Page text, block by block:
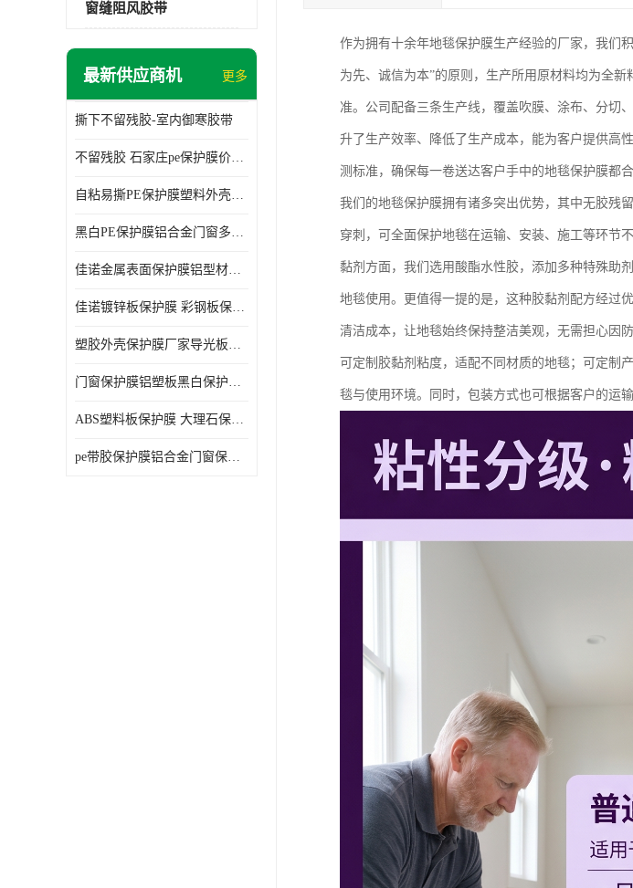
窗缝阻风胶带
最新供应商机 更多
撕下不留残胶-室内御寒胶带
不留残胶 石家庄pe保护膜价格 塑料薄膜
自粘易撕PE保护膜塑料外壳导光板亚克力板膜操作方便
黑白PE保护膜铝合金门窗多种颜色支持定制生产
佳诺金属表面保护膜铝型材保护膜不留残胶铝合金窗框保护胶带
佳诺镀锌板保护膜 彩钢板保护pe保护膜
塑胶外壳保护膜厂家导光板保护膜 铝单板保护膜胶带易撕不留胶
门窗保护膜铝塑板黑白保护膜外墙保温板保护膜
ABS塑料板保护膜 大理石保护膜 缠鱼竿保护膜
pe带胶保护膜铝合金门窗保护不锈钢板保护膜大理石建筑材料保护
作为拥有十余年地毯保护膜生产经验的厂家，我们
为先、诚信为本”的原则，生产所用原材料均为全
准。公司配备三条生产线，覆盖吹膜、涂布、分切
升了生产效率、降低了生产成本，能为客户提供高
测标准，确保每一卷送达客户手中的地毯保护膜都
我们的地毯保护膜拥有诸多突出优势，其中无胶残
穿刺，可全面保护地毯在运输、安装、施工等环节
黏剂方面，我们选用酸酯水性胶，添加多种特殊助
地毯使用。更值得一提的是，这种胶黏剂配方经过
清洁成本，让地毯始终保持整洁美观，无需担心因
可定制胶黏剂粘度，适配不同材质的地毯；可定制
毯与使用环境。同时，包装方式也可根据客户的运